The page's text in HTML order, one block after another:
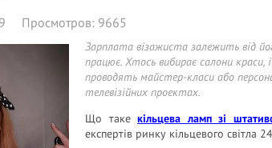
Просмотров: 9665
Зарплата візажиста залежить від
працює. Хтось вибирає салони
проводять майстер-класи або
телевізійних проектах.
Що таке кільцева ламп зі
експертів ринку кільцевого світла